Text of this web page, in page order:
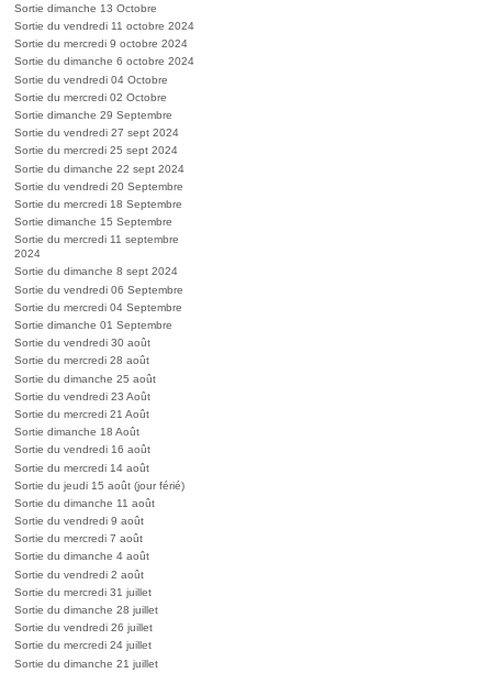
Sortie dimanche 13 Octobre
Sortie du vendredi 11 octobre 2024
Sortie du mercredi 9 octobre 2024
Sortie du dimanche 6 octobre 2024
Sortie du vendredi 04 Octobre
Sortie du mercredi 02 Octobre
Sortie dimanche 29 Septembre
Sortie du vendredi 27 sept 2024
Sortie du mercredi 25 sept 2024
Sortie du dimanche 22 sept 2024
Sortie du vendredi 20 Septembre
Sortie du mercredi 18 Septembre
Sortie dimanche 15 Septembre
Sortie du mercredi 11 septembre
2024
Sortie du dimanche 8 sept 2024
Sortie du vendredi 06 Septembre
Sortie du mercredi 04 Septembre
Sortie dimanche 01 Septembre
Sortie du vendredi 30 août
Sortie du mercredi 28 août
Sortie du dimanche 25 août
Sortie du vendredi 23 Août
Sortie du mercredi 21 Août
Sortie dimanche 18 Août
Sortie du vendredi 16 août
Sortie du mercredi 14 août
Sortie du jeudi 15 août (jour férié)
Sortie du dimanche 11 août
Sortie du vendredi 9 août
Sortie du mercredi 7 août
Sortie du dimanche 4 août
Sortie du vendredi 2 août
Sortie du mercredi 31 juillet
Sortie du dimanche 28 juillet
Sortie du vendredi 26 juillet
Sortie du mercredi 24 juillet
Sortie du dimanche 21 juillet